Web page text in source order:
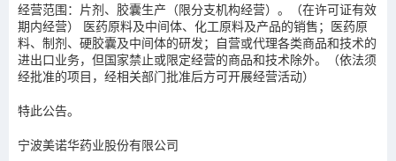
经营范围：片剂、胶囊生产（限分支机构经营）。（在许可证有效
期内经营） 医药原料及中间体、化工原料及产品的销售；医药原
料、制剂、硬胶囊及中间体的研发；自营或代理各类商品和技术的
进出口业务，但国家禁止或限定经营的商品和技术除外。（依法须
经批准的项目，经相关部门批准后方可开展经营活动）
特此公告。
宁波美诺华药业股份有限公司